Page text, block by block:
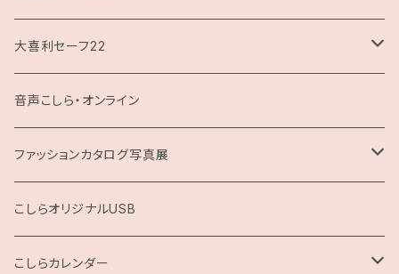
大喜利セーフ22
お題回答Tシャツ
音声こしら・オンライン
ファッションカタログ写真展
展示用A4サイズ
2L版
こしらオリジナルUSB
こしらカレンダー